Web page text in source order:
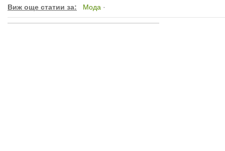
Виж още статии за: Мода ·